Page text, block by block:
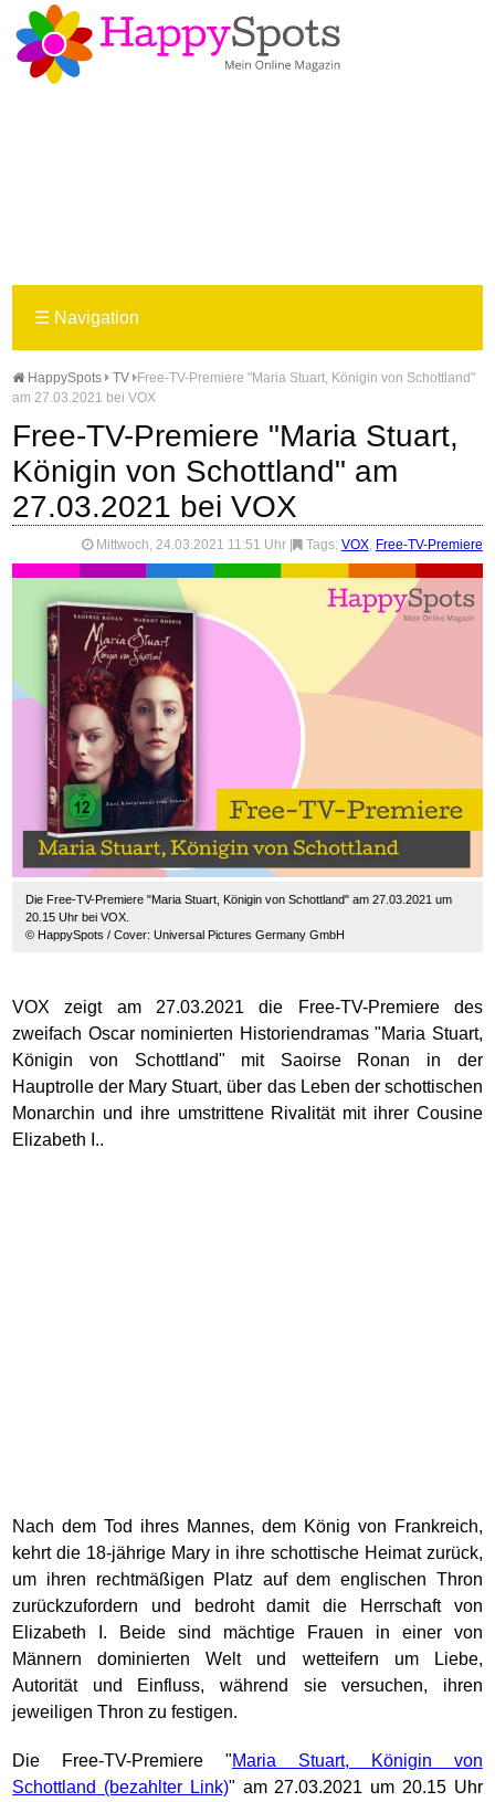
☰ Navigation
HappySpots TV
Free-TV-Premiere "Maria Stuart, Königin von Schottland"
am 27.03.2021 bei VOX
Free-TV-Premiere "Maria Stuart,
Königin von Schottland" am
27.03.2021 bei VOX
Mittwoch, 24.03.2021 11:51 Uhr Tags: VOX, Free-TV-Premiere
Die Free-TV-Premiere "Maria Stuart, Königin von Schottland" am 27.03.2021 um
20.15 Uhr bei VOX.
© HappySpots / Cover: Universal Pictures Germany GmbH
VOX zeigt am 27.03.2021 die Free-TV-Premiere des
zweifach Oscar nominierten Historiendramas "Maria Stuart,
Königin von Schottland" mit Saoirse Ronan in der
Hauptrolle der Mary Stuart, über das Leben der schottischen
Monarchin und ihre umstrittene Rivalität mit ihrer Cousine
Elizabeth I..
Nach dem Tod ihres Mannes, dem König von Frankreich,
kehrt die 18-jährige Mary in ihre schottische Heimat zurück,
um ihren rechtmäßigen Platz auf dem englischen Thron
zurückzufordern und bedroht damit die Herrschaft von
Elizabeth I. Beide sind mächtige Frauen in einer von
Männern dominierten Welt und wetteifern um Liebe,
Autorität und Einfluss, während sie versuchen, ihren
jeweiligen Thron zu festigen.
Die Free-TV-Premiere "Maria Stuart, Königin von
Schottland
" am 27.03.2021 um 20.15 Uhr